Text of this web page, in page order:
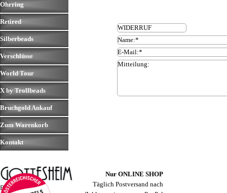
Ohrring
Retired
Silberbeads
Verschlüsse
World Tour
X by Trollbeads
Bruchgold Ankauf
Zum Warenkorb
Kontakt
Baumeistergasse
19.06.2026
Nur ONLINE SHOP
Täglich Postversand nach